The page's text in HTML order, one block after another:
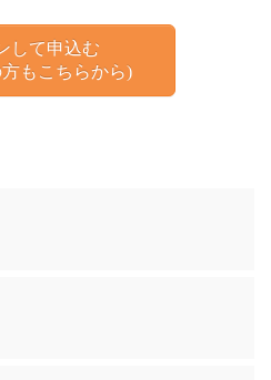
して申込む
もこちらから)